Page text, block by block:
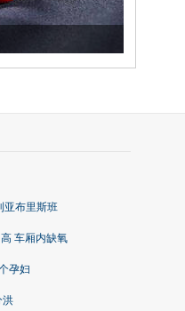
这个3.2
亚布里斯班
车厢内缺氧
孕妇
洪